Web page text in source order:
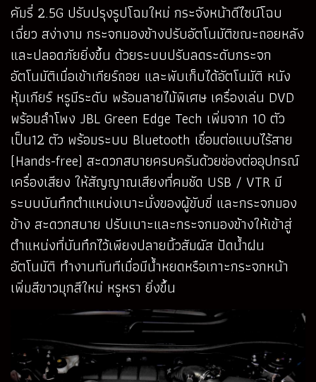
คัมรี่ 2.5G ปรับปรุงรูปโฉมใหม่ กระจังหน้าดีไซน์โฉบ
เฉี่ยว สง่างาม กระจกมองข้างปรับอัตโนมัติขณะถอยหลัง
และปลอดภัยยิ่งขึ้น ด้วยระบบปรับลดระดับกระจก
อัตโนมัติเมื่อเข้าเกียร์ถอย และพับเก็บได้อัตโนมัติ หนัง
หุ้มเกียร์ หรูมีระดับ พร้อมลายไม้พิเศษ เครื่องเล่น DVD
พร้อมลำโพง JBL Green Edge Tech เพิ่มจาก 10 ตัว
เป็น12 ตัว พร้อมระบบ Bluetooth เชื่อมต่อแบบไร้สาย
(Hands-free) สะดวกสบายครบครันด้วยช่องต่ออุปกรณ์
เครื่องเสียง ให้สัญญาณเสียงที่คมชัด USB / VTR มี
ระบบบันทึกตำแหน่งเบาะนั่งของผู้ขับขี่ และกระจกมอง
ข้าง สะดวกสบาย ปรับเบาะและกระจกมองข้างให้เข้าสู่
ตำแหน่งที่บันทึกไว้เพียงปลายนิ้วสัมผัส ปัดน้ำฝน
อัตโนมัติ ทำงานทันทีเมื่อมีน้ำหยดหรือเกาะกระจกหน้า
เพิ่มสีขาวมุกสีใหม่ หรูหรา ยิ่งขึ้น